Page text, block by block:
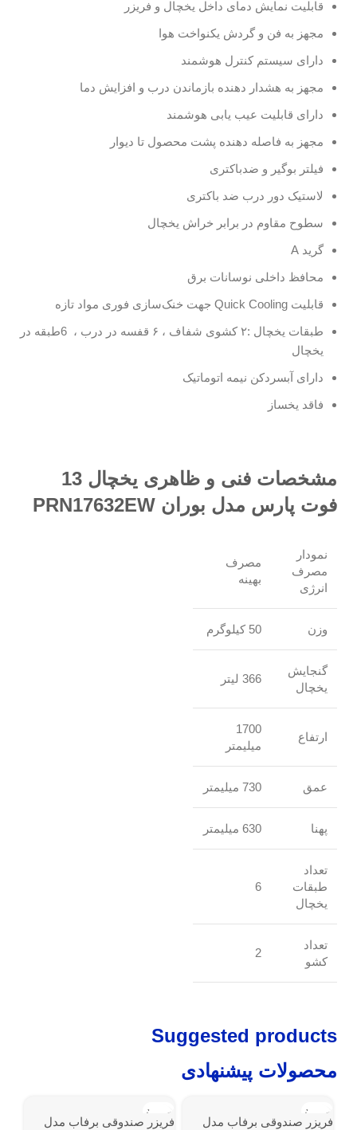
قابلیت نمایش دمای داخل یخچال و فریزر
مجهز به فن و گردش یکنواخت هوا
دارای سیستم کنترل هوشمند
مجهز به هشدار دهنده بازماندن درب و افزایش دما
دارای قابلیت عیب یابی هوشمند
مجهز به فاصله دهنده پشت محصول تا دیوار
فیلتر بوگیر و ضدباکتری
لاستیک دور درب ضد باکتری
سطوح مقاوم در برابر خراش یخچال
گرید A
محافظ داخلی نوسانات برق
قابلیت Quick Cooling جهت خنک‌سازی فوری مواد تازه
طبقات یخچال :۲ کشوی شفاف
، ۶ قفسه در درب
، 6طبقه در
یخچال
دارای آبسردکن نیمه اتوماتیک
فاقد یخساز
مشخصات فنی و ظاهری یخچال 13
فوت پارس مدل بوران PRN17632EW
نمودار
مصرف
انرژی
مصرف
بهینه
وزن 50 کیلوگرم
گنجایش
یخچال
366 لیتر
ارتفاع
1700
میلیمتر
عمق 730 میلیمتر
پهنا 630 میلیمتر
تعداد
طبقات
یخچال
6
تعداد
کشو
2
Suggested products
محصولات پیشنهادی
ناموجود
فریزر صندوقی برفاب مدل
ناموجود
فریزر صندوقی برفاب مدل